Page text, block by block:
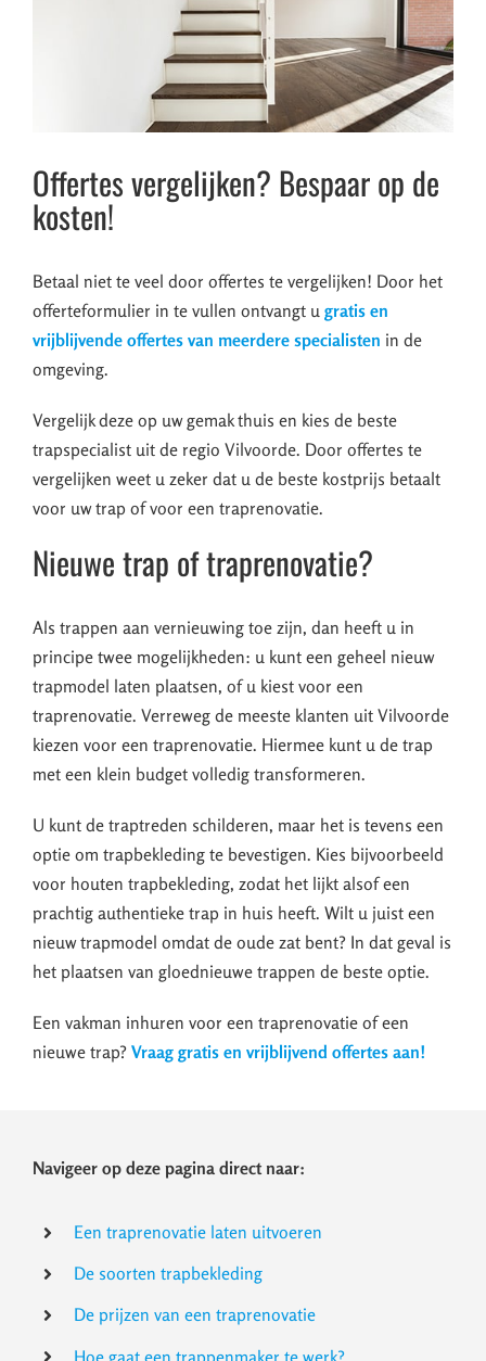
Offertes vergelijken? Bespaar op de
kosten!
Betaal niet te veel door offertes te vergelijken! Door het
offerteformulier in te vullen ontvangt u gratis en
vrijblijvende offertes van meerdere specialisten in de
omgeving.
Vergelijk deze op uw gemak thuis en kies de beste
trapspecialist uit de regio Vilvoorde. Door offertes te
vergelijken weet u zeker dat u de beste kostprijs betaalt
voor uw trap of voor een traprenovatie.
Nieuwe trap of traprenovatie?
Als trappen aan vernieuwing toe zijn, dan heeft u in
principe twee mogelijkheden: u kunt een geheel nieuw
trapmodel laten plaatsen, of u kiest voor een
traprenovatie. Verreweg de meeste klanten uit Vilvoorde
kiezen voor een traprenovatie. Hiermee kunt u de trap
met een klein budget volledig transformeren.
U kunt de traptreden schilderen, maar het is tevens een
optie om trapbekleding te bevestigen. Kies bijvoorbeeld
voor houten trapbekleding, zodat het lijkt alsof een
prachtig authentieke trap in huis heeft. Wilt u juist een
nieuw trapmodel omdat de oude zat bent? In dat geval is
het plaatsen van gloednieuwe trappen de beste optie.
Een vakman inhuren voor een traprenovatie of een
nieuwe trap? Vraag gratis en vrijblijvend offertes aan!
Navigeer op deze pagina direct naar:
Een traprenovatie laten uitvoeren
De soorten trapbekleding
De prijzen van een traprenovatie
Hoe gaat een trappenmaker te werk?